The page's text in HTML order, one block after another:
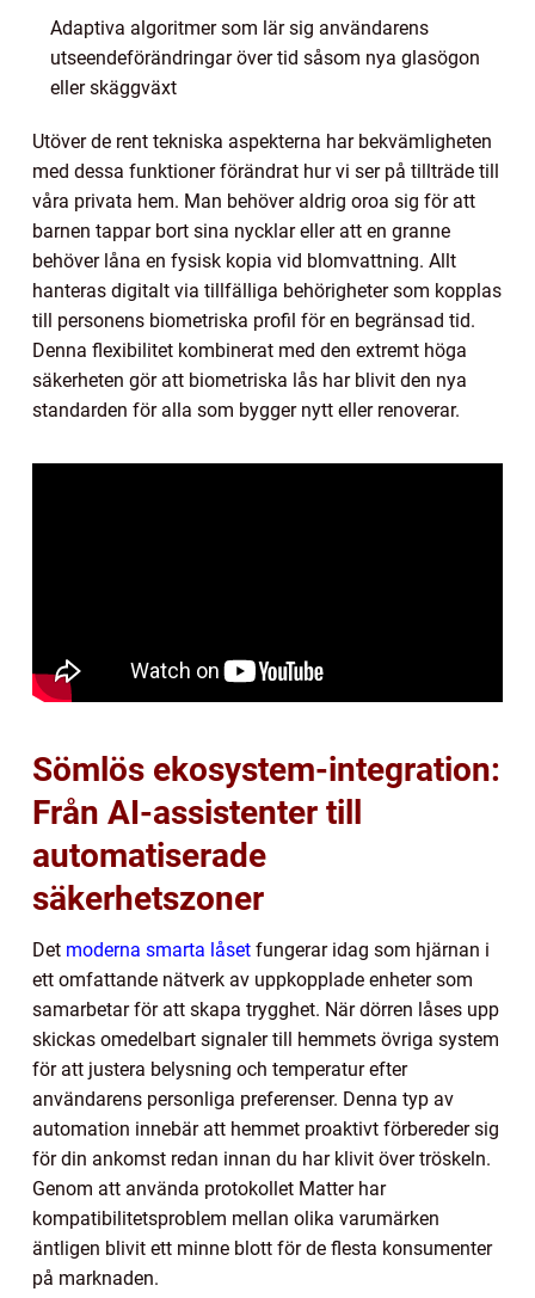
Adaptiva algoritmer som lär sig användarens
utseendeförändringar över tid såsom nya glasögon
eller skäggväxt
Utöver de rent tekniska aspekterna har bekvämligheten
med dessa funktioner förändrat hur vi ser på tillträde till
våra privata hem. Man behöver aldrig oroa sig för att
barnen tappar bort sina nycklar eller att en granne
behöver låna en fysisk kopia vid blomvattning. Allt
hanteras digitalt via tillfälliga behörigheter som kopplas
till personens biometriska profil för en begränsad tid.
Denna flexibilitet kombinerat med den extremt höga
säkerheten gör att biometriska lås har blivit den nya
standarden för alla som bygger nytt eller renoverar.
Sömlös ekosystem-integration:
Från AI-assistenter till
automatiserade
säkerhetszoner
Det moderna smarta låset fungerar idag som hjärnan i
ett omfattande nätverk av uppkopplade enheter som
samarbetar för att skapa trygghet. När dörren låses upp
skickas omedelbart signaler till hemmets övriga system
för att justera belysning och temperatur efter
användarens personliga preferenser. Denna typ av
automation innebär att hemmet proaktivt förbereder sig
för din ankomst redan innan du har klivit över tröskeln.
Genom att använda protokollet Matter har
kompatibilitetsproblem mellan olika varumärken
äntligen blivit ett minne blott för de flesta konsumenter
på marknaden.